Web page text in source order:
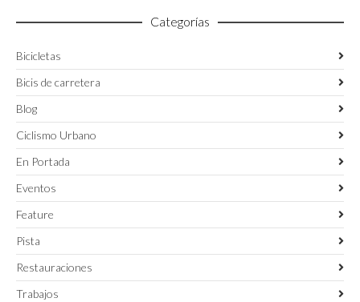
Categorías
Bicicletas
Bicis de carretera
Blog
Ciclismo Urbano
En Portada
Eventos
Feature
Pista
Restauraciones
Trabajos